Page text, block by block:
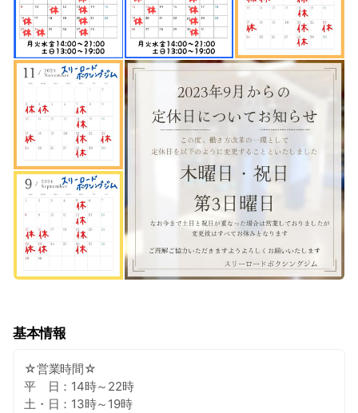
基本情報
☆営業時間☆
平 日：14時～22時
土・日：13時～19時